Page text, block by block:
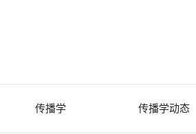
传播学 传播学动态